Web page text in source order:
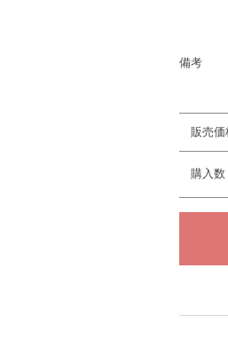
備考
販売価
購入数